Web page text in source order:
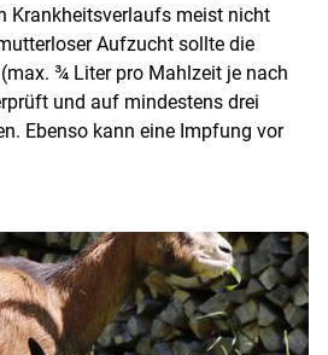
Krankheitsverlaufs meist nicht
Aufzucht sollte die
¾ Liter pro Mahlzeit je nach
und auf mindestens drei
Ebenso kann eine Impfung vor